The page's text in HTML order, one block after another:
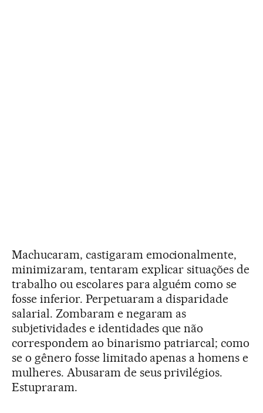
Machucaram, castigaram emocionalmente,
minimizaram, tentaram explicar situações de
trabalho ou escolares para alguém como se
fosse inferior. Perpetuaram a disparidade
salarial. Zombaram e negaram as
subjetividades e identidades que não
correspondem ao binarismo patriarcal; como
se o gênero fosse limitado apenas a homens e
mulheres. Abusaram de seus privilégios.
Estupraram.